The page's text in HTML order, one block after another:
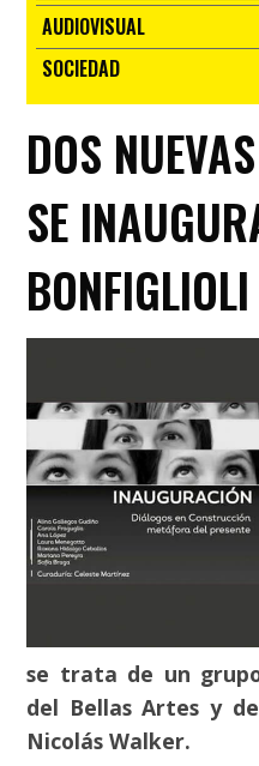
AUDIOVISUAL
SOCIEDAD
DOS
SE
BONFIGLIOLI
se trata de un
del Bellas Artes y
Nicolás Walker.